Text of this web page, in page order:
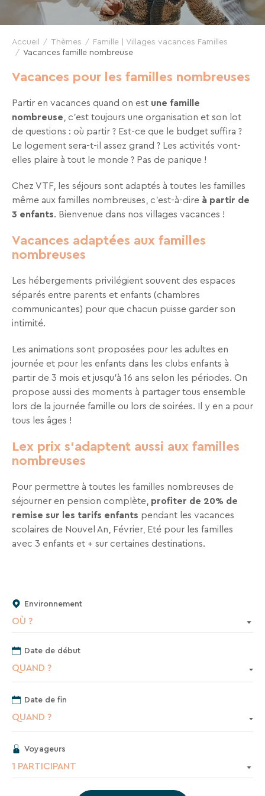
Accueil Thèmes
Famille | Villages vacances Familles
Vacances famille nombreuse
Vacances pour les familles nombreuses
Partir en vacances quand on est une famille
nombreuse, c’est toujours une organisation et son lot
de questions : où partir ? Est-ce que le budget suffira ?
Le logement sera-t-il assez grand ? Les activités vont-
elles plaire à tout le monde ? Pas de panique !
Chez VTF, les séjours sont adaptés à toutes les familles
même aux familles nombreuses, c’est-à-dire à partir de
3 enfants. Bienvenue dans nos villages vacances !
Vacances adaptées aux familles
nombreuses
Les hébergements privilégient souvent des espaces
séparés entre parents et enfants (chambres
communicantes) pour que chacun puisse garder son
intimité.
Les animations sont proposées pour les adultes en
journée et pour les enfants dans les clubs enfants à
partir de 3 mois et jusqu’à 16 ans selon les périodes. On
propose aussi des moments à partager tous ensemble
lors de la journée famille ou lors de soirées. Il y en a pour
tous les âges !
Lex prix s'adaptent aussi aux familles
nombreuses
Pour permettre à toutes les familles nombreuses de
séjourner en pension complète, profiter de 20% de
remise sur les tarifs enfants pendant les vacances
scolaires de Nouvel An, Février, Eté pour les familles
avec 3 enfants et + sur certaines destinations.
Environnement
OÙ ?
Date de début
QUAND ?
Date de fin
QUAND ?
Voyageurs
1 PARTICIPANT
VTF,
des
offres
exclusives
et
bons
plans
pour
vos
vacances
!
Il
suffit
d’un
clic
Recevez
tous
les
15
directement
dans
votre
boîte
mail,
toutes
nouveautés,
bons
promos,
idées
de
séjours
ou
bien
préparer
vos
prochaines
vacances.
Votre
adresse
mail